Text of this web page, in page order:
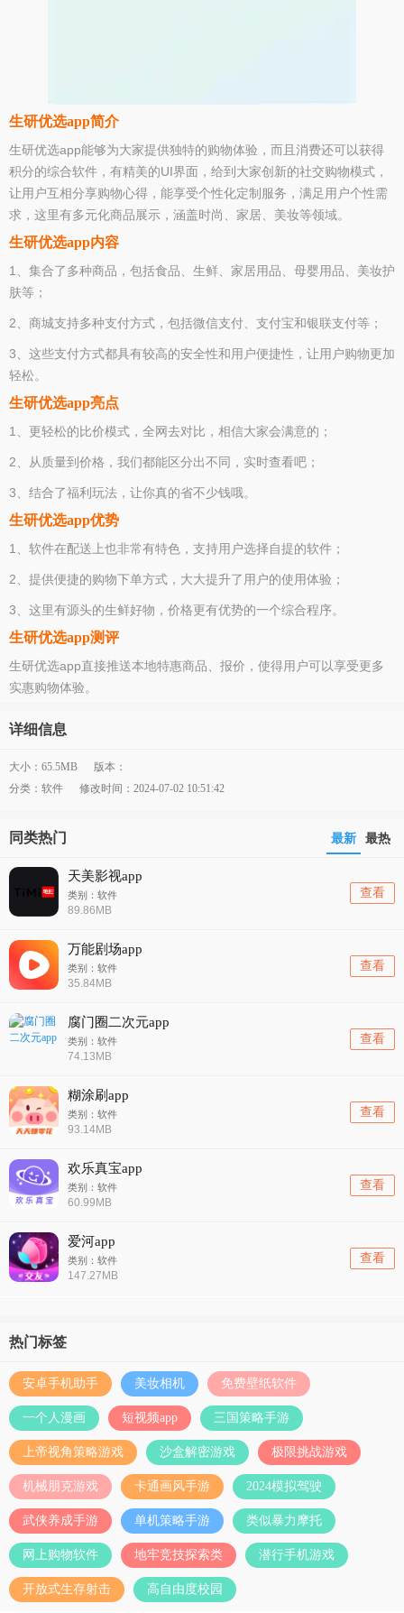
生研优选app简介
生研优选app能够为大家提供独特的购物体验，而且消费还可以获得
积分的综合软件，有精美的UI界面，给到大家创新的社交购物模式，
让用户互相分享购物心得，能享受个性化定制服务，满足用户个性需
求，这里有多元化商品展示，涵盖时尚、家居、美妆等领域。
生研优选app内容
1、集合了多种商品，包括食品、生鲜、家居用品、母婴用品、美妆护
肤等；
2、商城支持多种支付方式，包括微信支付、支付宝和银联支付等；
3、这些支付方式都具有较高的安全性和用户便捷性，让用户购物更加
轻松。
生研优选app亮点
1、更轻松的比价模式，全网去对比，相信大家会满意的；
2、从质量到价格，我们都能区分出不同，实时查看吧；
3、结合了福利玩法，让你真的省不少钱哦。
生研优选app优势
1、软件在配送上也非常有特色，支持用户选择自提的软件；
2、提供便捷的购物下单方式，大大提升了用户的使用体验；
3、这里有源头的生鲜好物，价格更有优势的一个综合程序。
生研优选app测评
生研优选app直接推送本地特惠商品、报价，使得用户可以享受更多
实惠购物体验。
详细信息
大小：65.5MB
版本：
分类：软件
修改时间：2024-07-02 10:51:42
同类热门 最新 最热
天美影视app
类别：软件
89.86MB
查看
万能剧场app
类别：软件
35.84MB
查看
腐门圈二次元app
类别：软件
74.13MB
查看
糊涂刷app
类别：软件
93.14MB
查看
欢乐真宝app
类别：软件
60.99MB
查看
爱河app
类别：软件
147.27MB
查看
热门标签
安卓手机助手 美妆相机 免费壁纸软件
一个人漫画 短视频app 三国策略手游
上帝视角策略游戏 沙盒解密游戏 极限挑战游戏
机械朋克游戏 卡通画风手游 2024模拟驾驶
武侠养成手游 单机策略手游 类似暴力摩托
网上购物软件 地牢竞技探索类 潜行手机游戏
开放式生存射击 高自由度校园